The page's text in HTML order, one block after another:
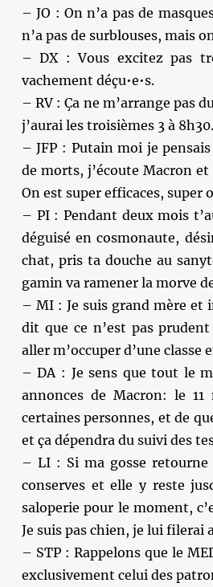
– JO : On n’a pas de
n’a pas de surblouses, mais
– DX : Vous excitez pas
vachement déçu•e•s.
– RV : Ça ne m’arrange pas
j’aurai les troisièmes 3 à
– JFP : Putain moi je
de morts, j’écoute Macron
On est super efficaces, super
– PI : Pendant deux mois
déguisé en cosmonaute,
chat, pris ta douche au
gamin va ramener la morve
– MI : Je suis grand mère et
dit que ce n’est pas
aller m’occuper d’une classe
– DA : Je sens que tout le
annonces de Macron: le
certaines personnes, et de
et ça dépendra du suivi des
– LI : Si ma gosse retourne
conserves et elle y reste
saloperie pour le moment,
Je suis pas chien, je lui filerai
– STP : Rappelons que le
exclusivement celui des